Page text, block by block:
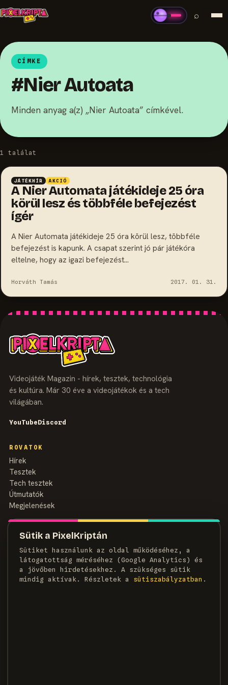
Sütik a PixelKriptán
Sütiket használunk az oldal működéséhez, a
látogatottság méréséhez (Google Analytics) és
a jövőben hirdetésekhez. A szükséges sütik
mindig aktívak. Részletek a
süti­szabályzatban .
⌕
CÍMKE
#Nier Autoata
Minden anyag a(z) „Nier Autoata” címkével.
1 találat
JÁTÉKHÍR AKCIÓ
A Nier Automata játékideje 25 óra
körül lesz és többféle befejezést
ígér
A Nier Automata játékideje 25 óra körül lesz, többféle
befejezést is kapunk. A csapat szerint jó pár játékóra
eltelne, hogy az igazi befejezést…
Horváth Tamás 2017. 01. 31.
Videojáték Magazin - hírek, tesztek, technológia
és kultúra. Már 30 éve a videojátékok és a tech
világában.
YouTubeDiscord
ROVATOK
Hírek
Tesztek
Tech tesztek
Útmutatók
Megjelenések
MAGAZIN
Szerzők
Médiaajánlat
Kapcsolat